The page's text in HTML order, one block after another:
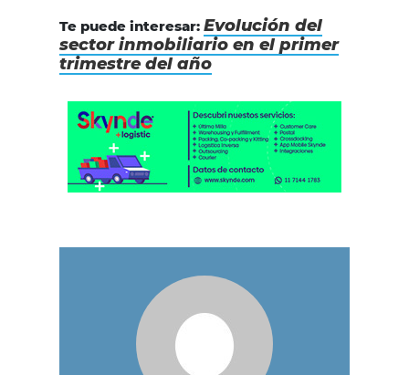
Te puede interesar: Evolución del
sector inmobiliario en el primer
trimestre del año